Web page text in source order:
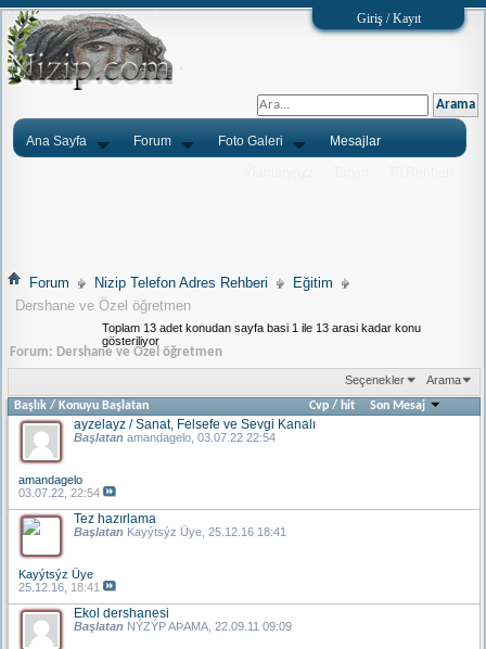
Giriş / Kayıt
Ana Sayfa Forum Foto Galeri Mesajlar
Forum Nizip Telefon Adres Rehberi
Eğitim
Dershane ve Özel öğretmen
Toplam 13 adet konudan sayfa basi 1 ile 13 arasi kadar konu
gösteriliyor
Forum: Dershane ve Özel öğretmen
Seçenekler Arama
Başlık / Konuyu Başlatan Cvp /hit Son Mesaj
ayzelayz / Sanat, Felsefe ve Sevgi Kanalı
Başlatan amandagelo, 03.07.22 22:54
amandagelo
03.07.22, 22:54
Tez hazırlama
Başlatan Kayýtsýz Üye, 25.12.16 18:41
Kayýtsýz Üye
25.12.16, 18:41
Ekol dershanesi
Başlatan NÝZÝP AÞAMA, 22.09.11 09:09